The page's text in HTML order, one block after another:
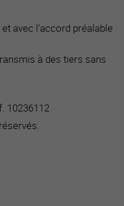
avec l'accord préalable
à des tiers sans
10236112